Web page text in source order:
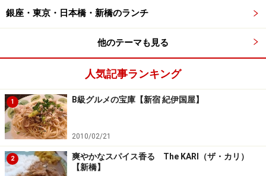
銀座・東京・日本橋・新橋のランチ
他のテーマも見る
人気記事ランキング
1 B級グルメの宝庫【新宿 紀伊国屋】
2010/02/21
2
爽やかなスパイス香る The KARI（ザ・カリ）
【新橋】